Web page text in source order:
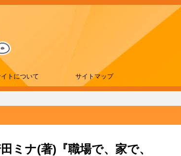
トについて サイトマップ
ミナ(著)『職場で、家で、